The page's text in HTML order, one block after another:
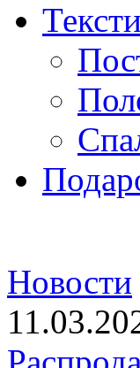
Новости